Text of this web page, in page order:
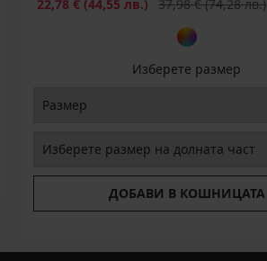
22,78 € (44,55 лв.) 37,98 €(74,28 лв.)
Изберете размер
ДОБАВИ В КОШНИЦАТА